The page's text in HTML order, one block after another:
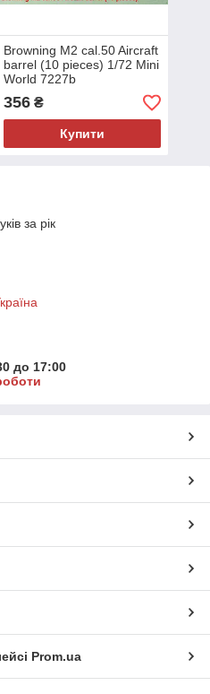
Browning M2 cal.50 Aircraft
barrel (10 pieces) 1/72 Mini
World 7227b
356₴
Купити
за рік
до 17:00
Prom.ua